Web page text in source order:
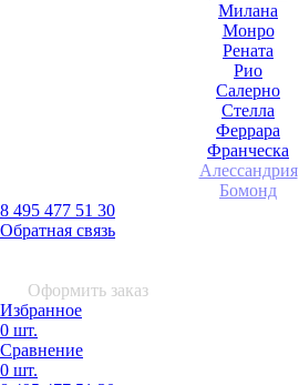
Милана
Монро
Рената
Рио
Салерно
Стелла
Феррара
Франческа
Алессандрия
Бомонд
8 495 477 51 30
Обратная связь
Оформить заказ
Избранное
0 шт.
Сравнение
0 шт.